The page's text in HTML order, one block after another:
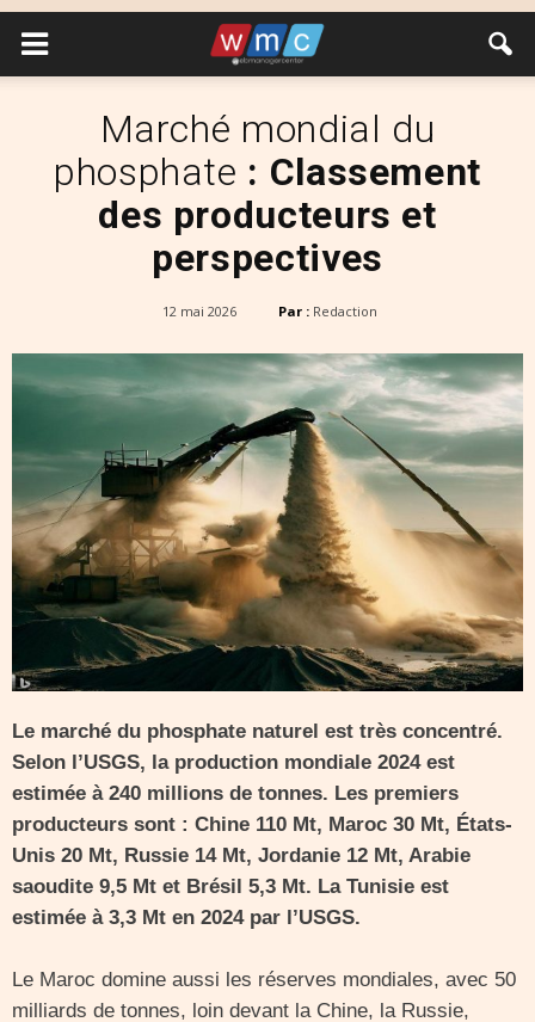
Marché mondial du
phosphate : Classement
des producteurs et
perspectives
12 mai 2026 Par : Redaction
Le marché du phosphate naturel est très concentré.
Selon l’USGS, la production mondiale 2024 est
estimée à 240 millions de tonnes. Les premiers
producteurs sont : Chine 110 Mt, Maroc 30 Mt, États-
Unis 20 Mt, Russie 14 Mt, Jordanie 12 Mt, Arabie
saoudite 9,5 Mt et Brésil 5,3 Mt. La Tunisie est
estimée à 3,3 Mt en 2024 par l’USGS.
Le Maroc domine aussi les réserves mondiales, avec 50
milliards de tonnes, loin devant la Chine, la Russie,